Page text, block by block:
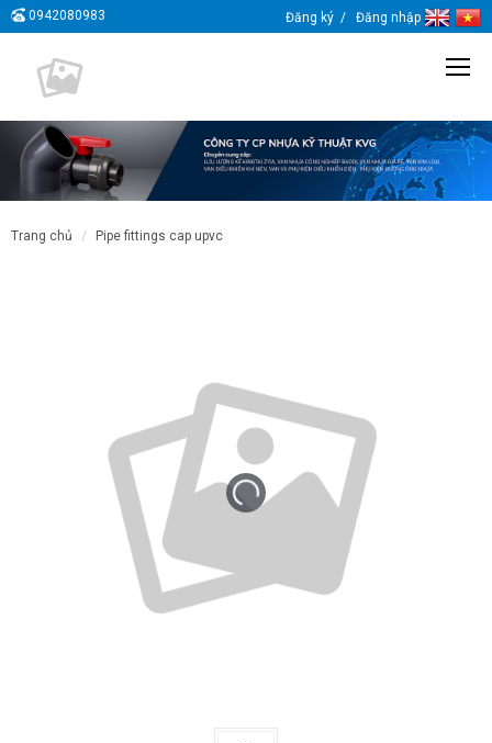
0942080983 Đăng ký Đăng nhập
trang chủ pipe fittings cap upvc